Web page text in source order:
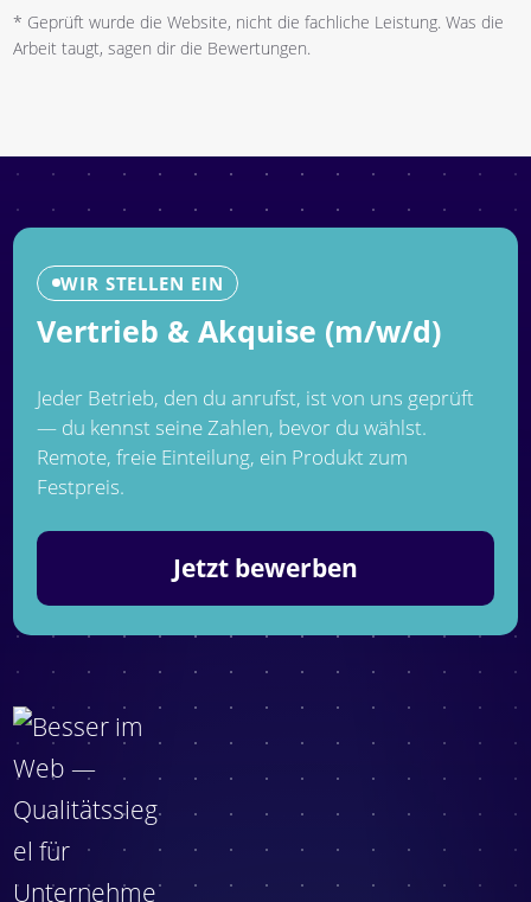
* Geprüft wurde die Website, nicht die fachliche Leistung. Was die
Arbeit taugt, sagen dir die Bewertungen.
WIR STELLEN EIN
Vertrieb & Akquise (m/w/d)
Jeder Betrieb, den du anrufst, ist von uns geprüft
— du kennst seine Zahlen, bevor du wählst.
Remote, freie Einteilung, ein Produkt zum
Festpreis.
Jetzt bewerben